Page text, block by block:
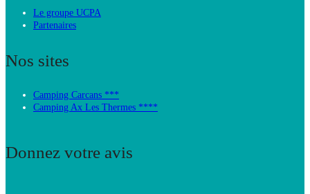
Le groupe UCPA
Partenaires
Nos sites
Camping Carcans ***
Camping Ax Les Thermes ****
Donnez votre avis